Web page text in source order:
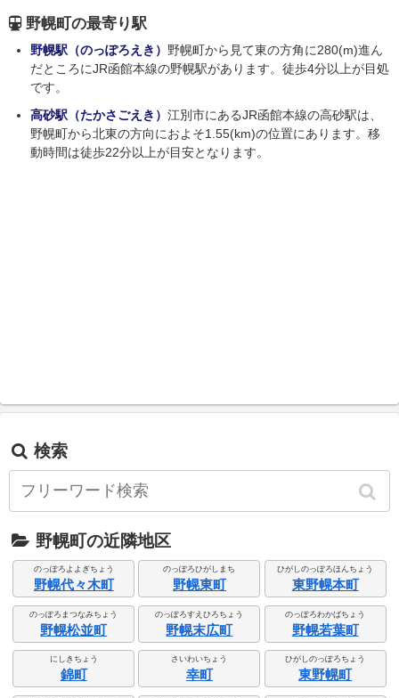
野幌町の最寄り駅
野幌駅（のっぽろえき） 野幌町から見て東の方角に280(m)進ん
だところにJR函館本線の野幌駅があります。徒歩4分以上が目処
です。
高砂駅（たかさごえき） 江別市にあるJR函館本線の高砂駅は、
野幌町から北東の方向におよそ1.55(km)の位置にあります。移
動時間は徒歩22分以上が目安となります。
検索
野幌町の近隣地区
のっぽろよよぎちょう
野幌代々木町
のっぽろひがしまち
野幌東町
ひがしのっぽろほんちょう
東野幌本町
のっぽろまつなみちょう
野幌松並町
のっぽろすえひろちょう
野幌末広町
のっぽろわかばちょう
野幌若葉町
にしきちょう
錦町
さいわいちょう
幸町
ひがしのっぽろちょう
東野幌町